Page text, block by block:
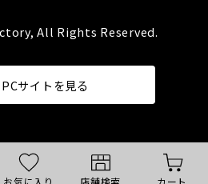
All Rights Reserved.
PCサイトを見る